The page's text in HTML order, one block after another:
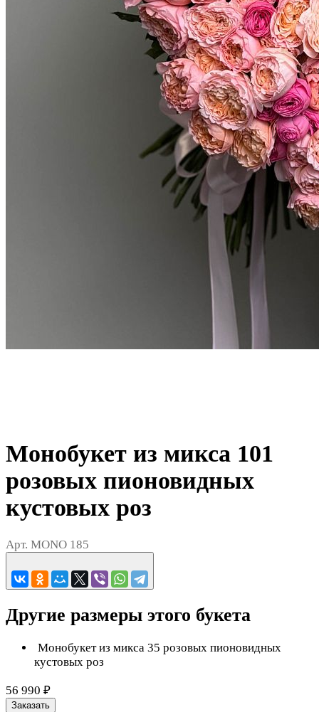
Монобукет из микса 101
розовых пионовидных
кустовых роз
Арт. MONO 185
Другие размеры этого букета
Монобукет из микса 35 розовых пионовидных
кустовых роз
56 990 ₽
Заказать